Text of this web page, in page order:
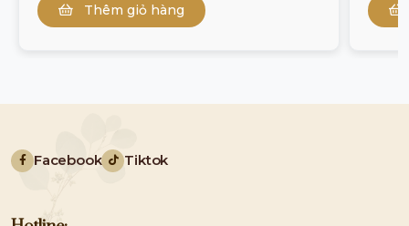
Thêm giỏ hàng
Facebook Tiktok